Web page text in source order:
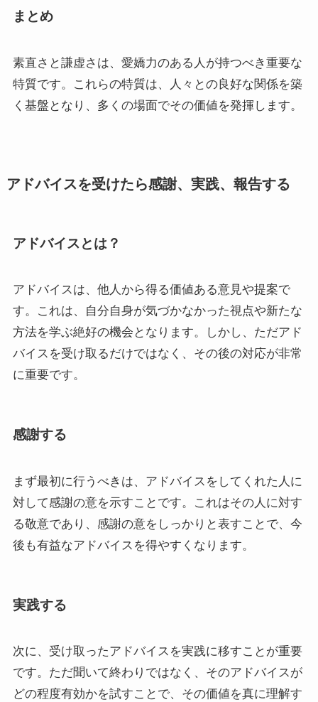
まとめ
素直さと謙虚さは、愛嬌力のある人が持つべき重要な
特質です。これらの特質は、人々との良好な関係を築
く基盤となり、多くの場面でその価値を発揮します。
アドバイスを受けたら感謝、実践、報告する
アドバイスとは？
アドバイスは、他人から得る価値ある意見や提案で
す。これは、自分自身が気づかなかった視点や新たな
方法を学ぶ絶好の機会となります。しかし、ただアド
バイスを受け取るだけではなく、その後の対応が非常
に重要です。
感謝する
まず最初に行うべきは、アドバイスをしてくれた人に
対して感謝の意を示すことです。これはその人に対す
る敬意であり、感謝の意をしっかりと表すことで、今
後も有益なアドバイスを得やすくなります。
実践する
次に、受け取ったアドバイスを実践に移すことが重要
です。ただ聞いて終わりではなく、そのアドバイスが
どの程度有効かを試すことで、その価値を真に理解す